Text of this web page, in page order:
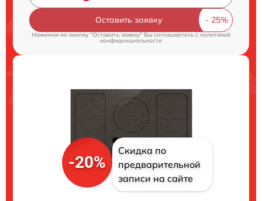
Оставить заявку
Нажимая на кнопку "Оставить заявку" Вы соглашаетесь cполитикой
конфиденциальности
-20%
Скидка по
предварительной
записи на сайте